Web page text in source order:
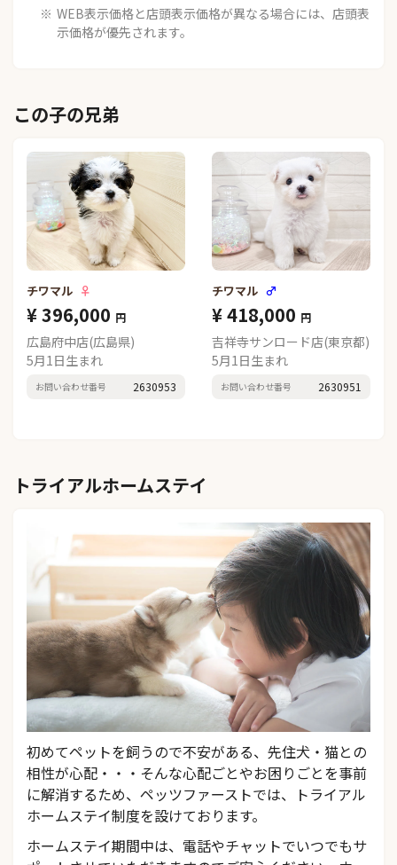
WEB表示価格と店頭表示価格が異なる場合には、店頭表
示価格が優先されます。
この子の兄弟
チワマル ♀
¥ 396,000 円
広島府中店(広島県)
5月1日生まれ
お問い合わせ番号 2630953
チワマル ♂
¥ 418,000 円
吉祥寺サンロード店(東京都)
5月1日生まれ
お問い合わせ番号 2630951
トライアルホームステイ
初めてペットを飼うので不安がある、先住犬・猫との
相性が心配・・・そんな心配ごとやお困りごとを事前
に解消するため、ペッツファーストでは、トライアル
ホームステイ制度を設けております。
ホームステイ期間中は、電話やチャットでいつでもサ